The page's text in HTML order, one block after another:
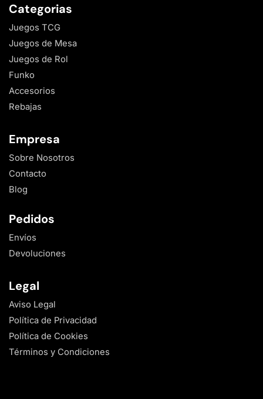
Categorias
Juegos TCG
Juegos de Mesa
Juegos de Rol
Funko
Accesorios
Rebajas
Empresa
Sobre Nosotros
Contacto
Blog
Pedidos
Envíos
Devoluciones
Legal
Aviso Legal
Política de Privacidad
Política de Cookies
Términos y Condiciones